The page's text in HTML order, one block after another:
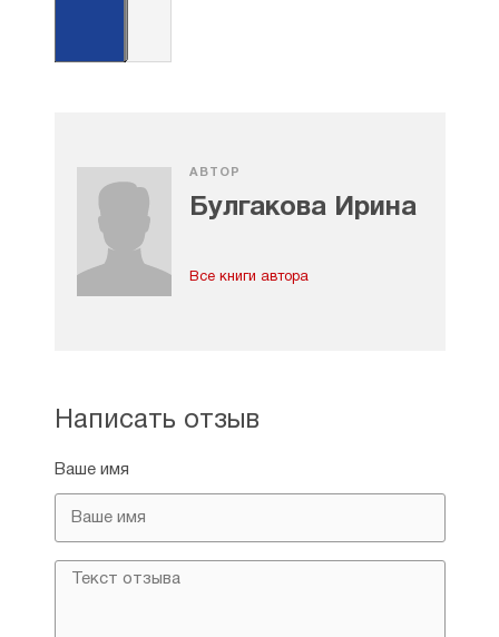
АВТОР
Булгакова Ирина
Все книги автора
Написать отзыв
Ваше имя